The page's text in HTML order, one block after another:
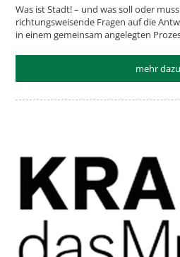
Was ist Stadt! – und was soll oder
richtungsweisende Fragen auf die
in einem gemeinsam angelegten
mehr dazu